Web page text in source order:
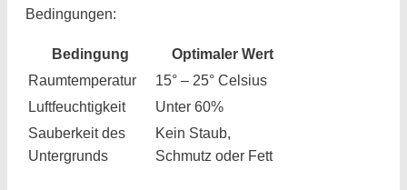
Bedingungen:
Bedingung
Optimaler Wert
Raumtemperatur
15° – 25° Celsius
Luftfeuchtigkeit
Unter 60%
Sauberkeit des
Untergrunds
Kein Staub,
Schmutz oder Fett